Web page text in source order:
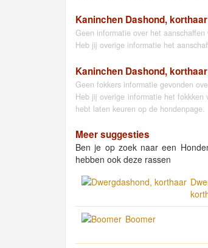
Kaninchen Dashond,
Geen informatie over het
Heb jij overige informatie het
Kaninchen Dashond,
Geen fokkers informatie gevonden
Heb jij overige informatie het
hebt laten keuren op de hondenpage.
Meer suggesties
Ben je op zoek naar een
hebben ook deze rassen
Boomer